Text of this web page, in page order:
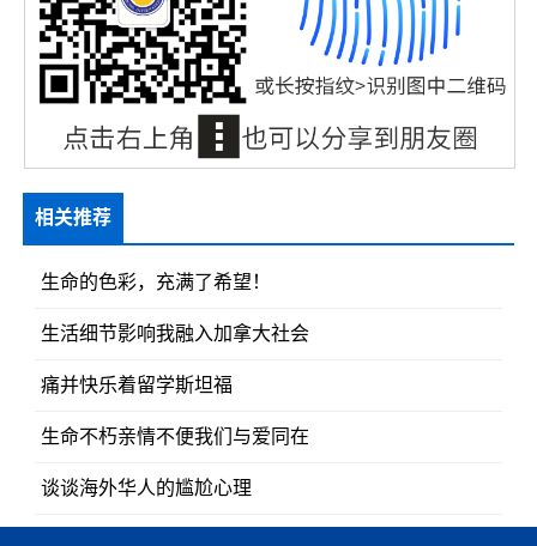
相关推荐
生命的色彩，充满了希望！
生活细节影响我融入加拿大社会
痛并快乐着留学斯坦福
生命不朽亲情不便我们与爱同在
谈谈海外华人的尴尬心理